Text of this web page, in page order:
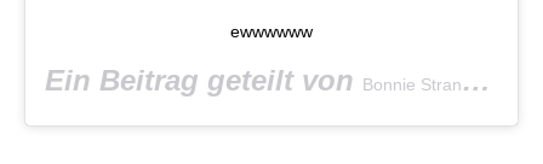
ewwwwww
Ein Beitrag geteilt von Bonnie Strange